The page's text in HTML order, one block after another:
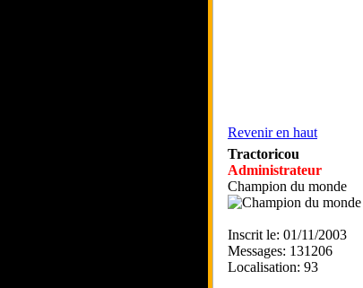
Revenir en haut
Tractoricou
Administrateur
Champion du monde
Inscrit le: 01/11/2003
Messages: 131206
Localisation: 93